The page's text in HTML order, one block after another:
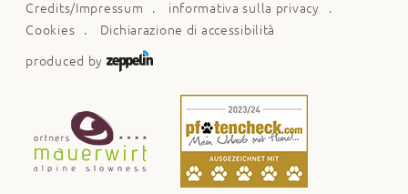
Credits/Impressum
informativa sulla privacy
Cookies
Dichiarazione di accessibilità
produced by